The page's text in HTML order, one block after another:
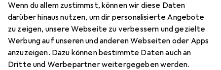
Wenn du allem zustimmst, können wir diese Daten
darüber hinaus nutzen, um dir personalisierte Angebote
zu zeigen, unsere Webseite zu verbessern und gezielte
Werbung auf unseren und anderen Webseiten oder Apps
anzuzeigen. Dazu können bestimmte Daten auch an
Dritte und Werbepartner weitergegeben werden.
Du suchst nach einem hochwertigen
Kinderbesteckset für dein Kind? Dann ist das
WMF Kinderbesteck 4-teilig Tiere genau das
Richtige für dich! Das Set besteht aus
mehr